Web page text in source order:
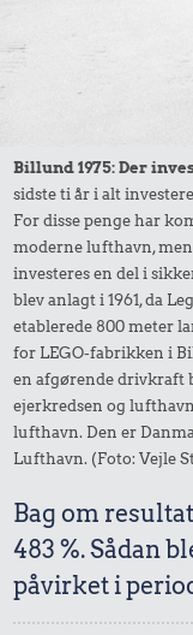
Billund 1975: Der
sidste ti år i alt
For disse penge har
moderne lufthavn,
investeres en del i
blev anlagt i 1961, da
etablerede 800 meter
for LEGO-fabrikken i
en afgørende drivkraft
ejerkredsen og
lufthavn. Den er
Lufthavn. (Foto: Vejle
Bag om
483 %. Sådan
påvirket i